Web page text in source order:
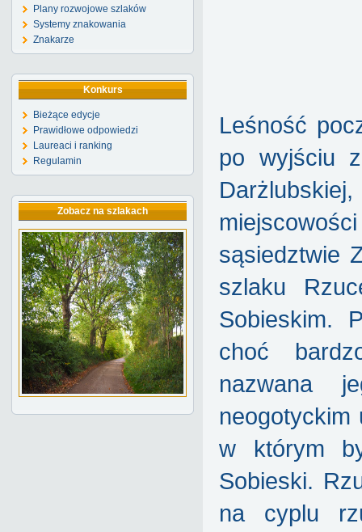
Plany rozwojowe szlaków
Systemy znakowania
Znakarze
Konkurs
Bieżące edycje
Prawidłowe odpowiedzi
Laureaci i ranking
Regulamin
Zobacz na szlakach
Leśność
po wyjściu
sąsiedztwie
szlaku
Sobieskim.
choć
nazwana
neogotyckim
w którym
Sobieski.
na cyplu